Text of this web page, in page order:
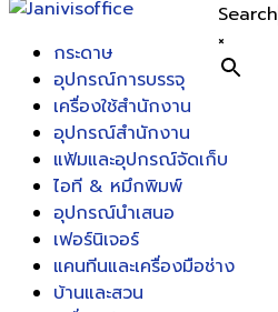
Search
×
กระดาษ
อุปกรณ์การบรรจุ
เครื่องใช้สำนักงาน
อุปกรณ์สำนักงาน
แฟ้มและอุปกรณ์จัดเก็บ
ไอที & หมึกพิมพ์
อุปกรณ์นำเสนอ
เฟอร์นิเจอร์
แคนทีนและเครื่องมือช่าง
บ้านและสวน